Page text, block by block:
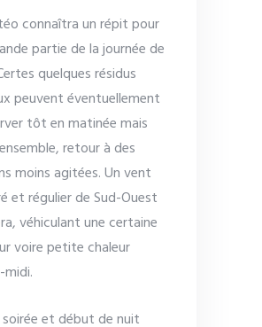
connaîtra un répit pour
partie de la journée de
quelques résidus
peuvent éventuellement
tôt en matinée mais
retour à des
moins agitées. Un vent
et régulier de Sud-Ouest
véhiculant une certaine
voire petite chaleur
midi.
soirée et début de nuit